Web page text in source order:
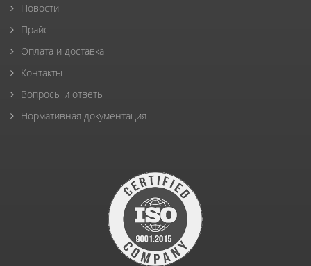
Новости
Прайс
Оплата и доставка
Контакты
Вопросы и ответы
Нормативная документация